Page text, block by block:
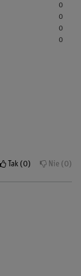
0
0
0
0
Tak 0 Nie 0